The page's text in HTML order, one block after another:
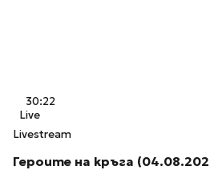
30:22
Live
Livestream
Героите на кръга